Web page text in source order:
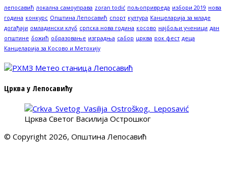
лепосавић локална самоуправа zoran todić пољопривреда избори 2019 нова
година конкурс Општина Лепосавић спорт култура Канцеларија за младе
догађаји омладински клуб српска нова година косово најбољи ученици дан
општине божић образовање изградња сабор црква рок фест деца
Канцеларија за Косово и Метохију
Црква у Лепосавићу
Црква Светог Василија Острошког
© Copyright 2026, Општина Лепосавић